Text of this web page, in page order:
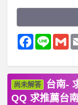
Facebook
Line
尚未解答
台南-
QQ 求推薦台